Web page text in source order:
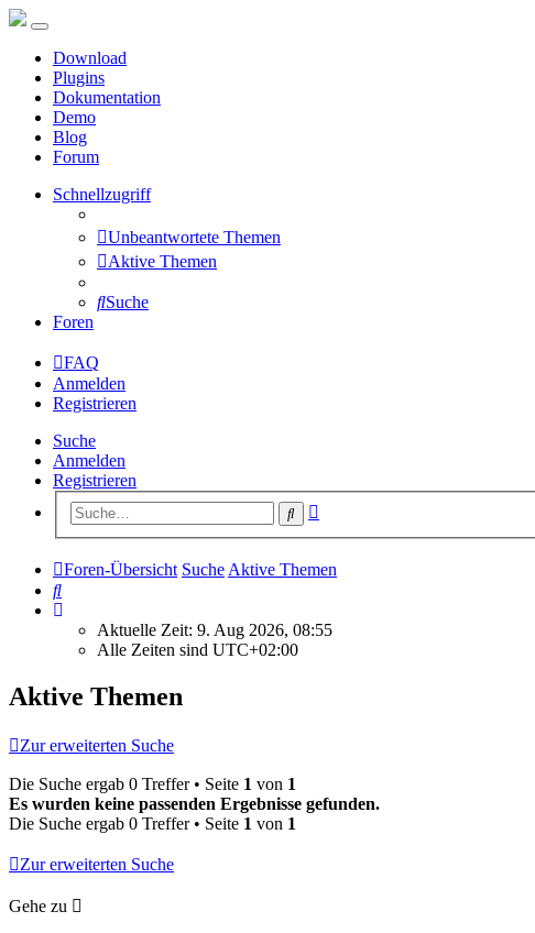
Download
Plugins
Dokumentation
Demo
Blog
Forum
Schnellzugriff
Unbeantwortete Themen
Aktive Themen
Suche
Foren
FAQ
Anmelden
Registrieren
Suche
Anmelden
Registrieren
Suche
Foren-Übersicht Suche Aktive Themen
Suche
Aktuelle Zeit: 9. Aug 2026, 08:55
Alle Zeiten sind UTC+02:00
Aktive Themen
Zur erweiterten Suche
Die Suche ergab 0 Treffer • Seite 1 von 1
Es wurden keine passenden Ergebnisse gefunden.
Die Suche ergab 0 Treffer • Seite 1 von 1
Zur erweiterten Suche
Gehe zu